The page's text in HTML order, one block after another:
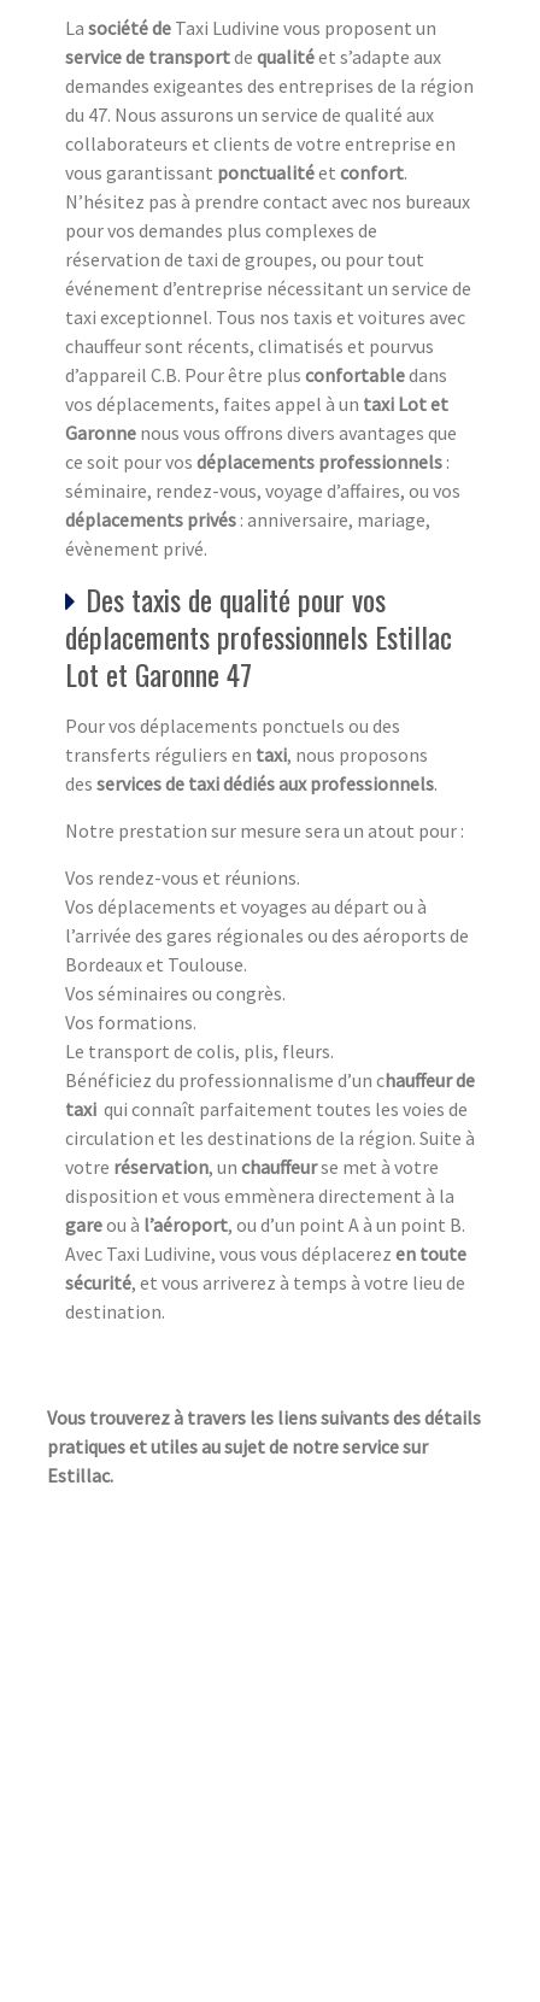
La société de Taxi Ludivine vous proposent un
service de transportde qualitéet s’adapte aux
demandes exigeantes des entreprises de la région
du 47. Nous assurons un service de qualité aux
collaborateurs et clients de votre entreprise en
vous garantissant ponctualitéet confort.
N’hésitez pas à prendre contact avec nos bureaux
pour vos demandes plus complexes de
réservation de taxi de groupes, ou pour tout
événement d’entreprise nécessitant un service de
taxi exceptionnel. Tous nos taxis et voitures avec
chauffeur sont récents, climatisés et pourvus
d’appareil C.B. Pour être plus confortabledans
vos déplacements, faites appel à un taxi Lot et
Garonne nous vous offrons divers avantages que
ce soit pour vos déplacements professionnels :
séminaire, rendez-vous, voyage d’affaires, ou vos
déplacements privés : anniversaire, mariage,
évènement privé.
Des taxis de qualité pour vos
déplacements professionnels Estillac
Lot et Garonne 47
Pour vos déplacements ponctuels ou des
transferts réguliers en taxi, nous proposons
des services de taxi dédiés aux professionnels.
Notre prestation sur mesure sera un atout pour :
Vos rendez-vous et réunions.
Vos déplacements et voyages au départ ou à
l’arrivée des gares régionales ou des aéroports de
Bordeaux et Toulouse.
Vos séminaires ou congrès.
Vos formations.
Le transport de colis, plis, fleurs.
Bénéficiez du professionnalisme d’un chauffeur de
taxi qui connaît parfaitement toutes les voies de
circulation et les destinations de la région. Suite à
votre réservation, un chauffeurse met à votre
disposition et vous emmènera directement à la
gareou à l’aéroport, ou d’un point A à un point B.
Avec Taxi Ludivine, vous vous déplacerez en toute
sécurité, et vous arriverez à temps à votre lieu de
destination.
Vous trouverez à travers les liens suivants des détails
pratiques et utiles au sujet de notre service sur
Estillac.